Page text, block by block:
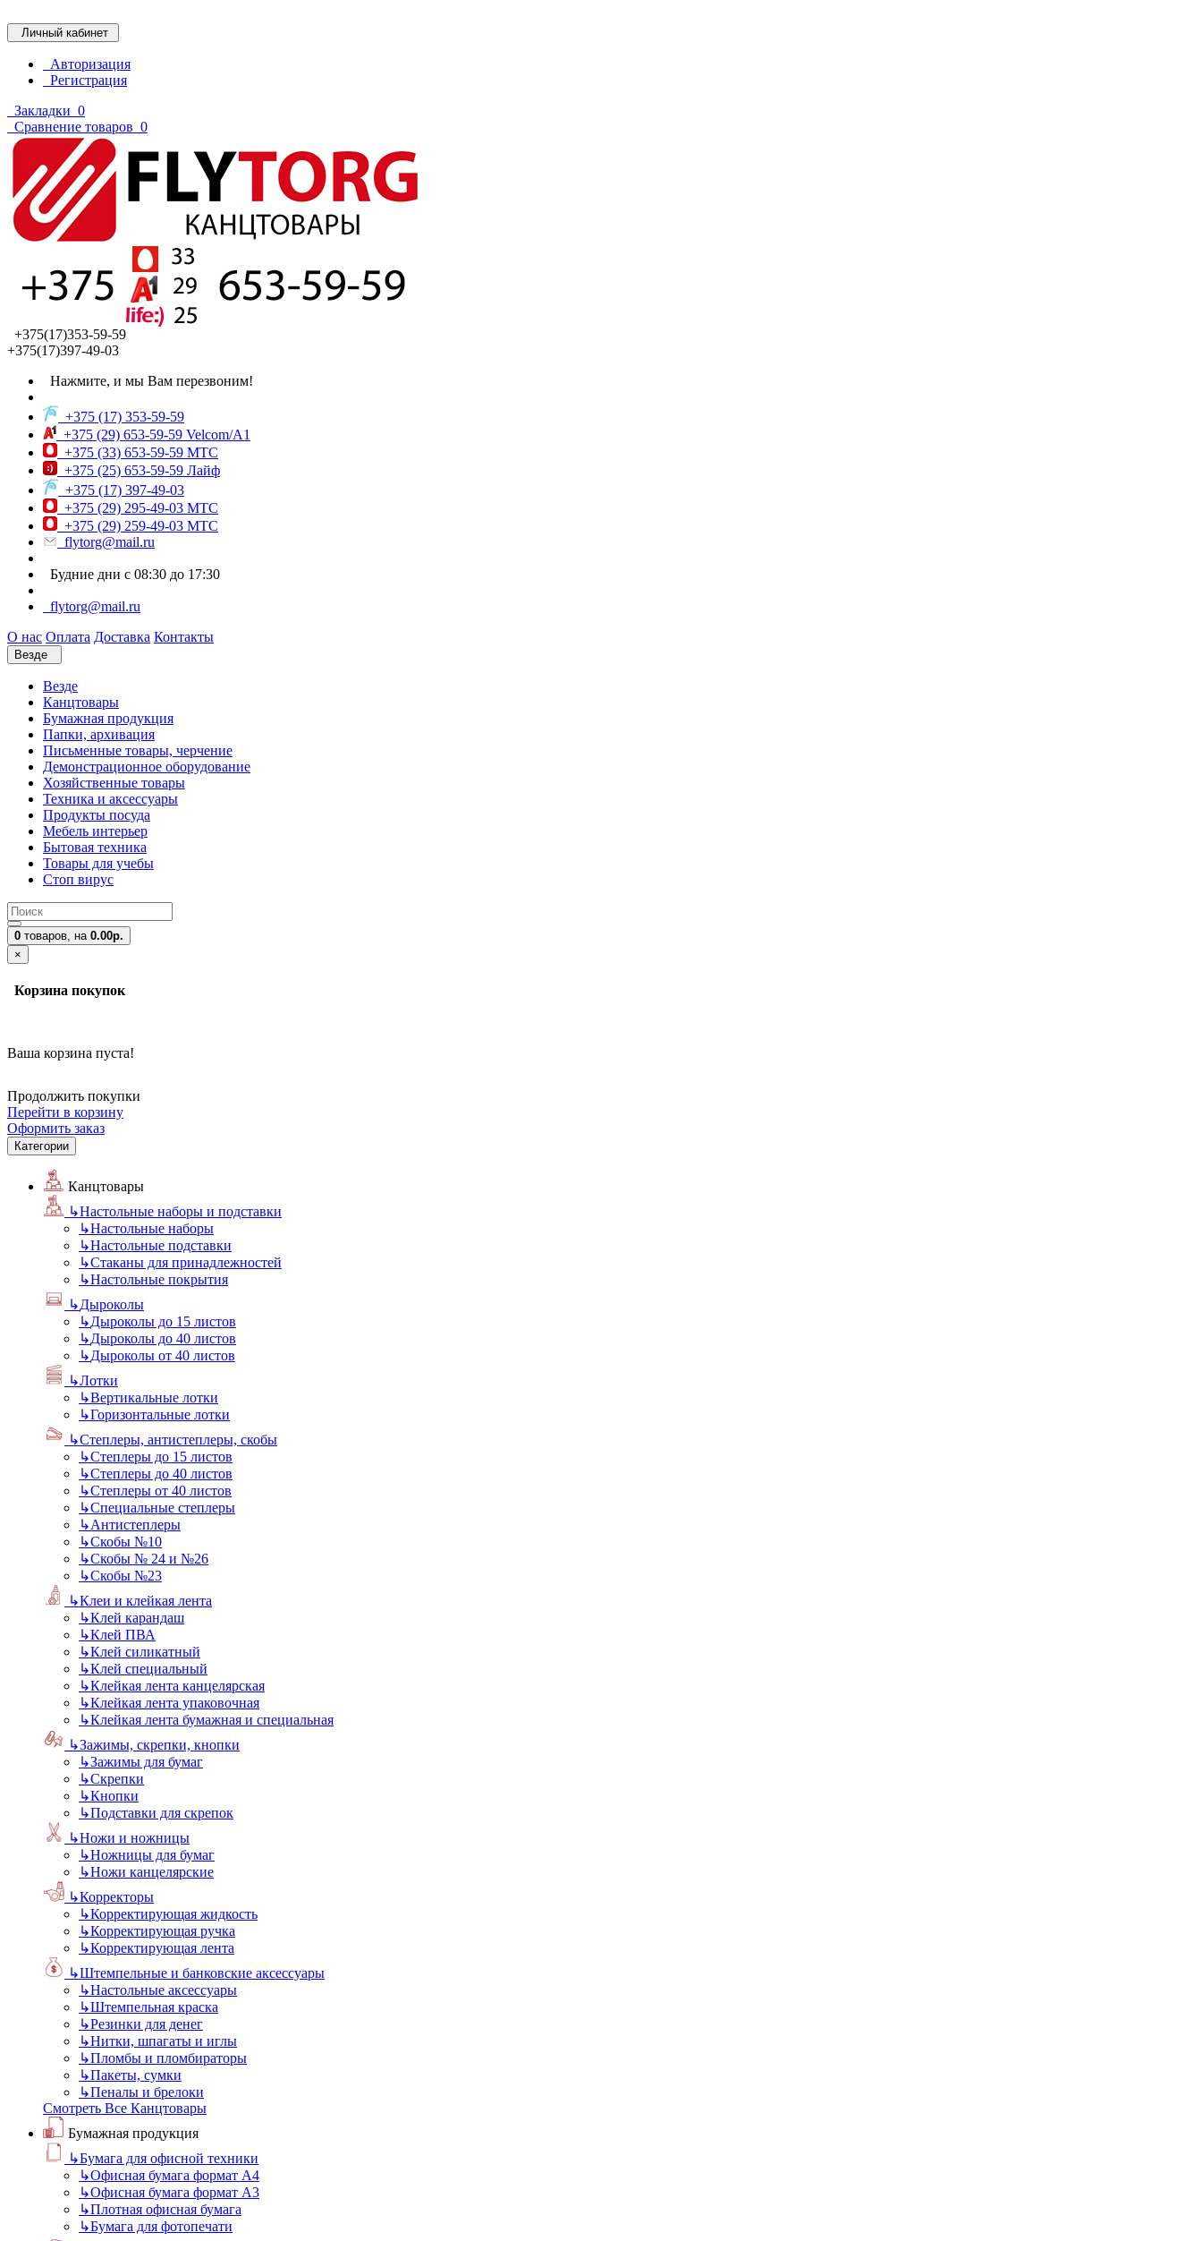
Личный кабинет
Авторизация
Регистрация
Закладки 0
Сравнение товаров 0
+375(17)353-59-59
+375(17)397-49-03
Нажмите, и мы Вам перезвоним!
+375 (17) 353-59-59
+375 (29) 653-59-59 Velcom/A1
+375 (33) 653-59-59 МТС
+375 (25) 653-59-59 Лайф
+375 (17) 397-49-03
+375 (29) 295-49-03 МТС
+375 (29) 259-49-03 МТС
flytorg@mail.ru
Будние дни с 08:30 до 17:30
flytorg@mail.ru
О нас Оплата Доставка Контакты
Везде
Везде
Канцтовары
Бумажная продукция
Папки, архивация
Письменные товары, черчение
Демонстрационное оборудование
Хозяйственные товары
Техника и аксессуары
Продукты посуда
Мебель интерьер
Бытовая техника
Товары для учебы
Стоп вирус
0 товаров, на 0.00р.
×
Корзина покупок
Ваша корзина пуста!
Продолжить покупки
Перейти в корзину
Оформить заказ
Категории
Канцтовары
↳Настольные наборы и подставки
↳Настольные наборы
↳Настольные подставки
↳Стаканы для принадлежностей
↳Настольные покрытия
↳Дыроколы
↳Дыроколы до 15 листов
↳Дыроколы до 40 листов
↳Дыроколы от 40 листов
↳Лотки
↳Вертикальные лотки
↳Горизонтальные лотки
↳Степлеры, антистеплеры, скобы
↳Степлеры до 15 листов
↳Степлеры до 40 листов
↳Степлеры от 40 листов
↳Специальные степлеры
↳Антистеплеры
↳Скобы №10
↳Скобы № 24 и №26
↳Скобы №23
↳Клеи и клейкая лента
↳Клей карандаш
↳Клей ПВА
↳Клей силикатный
↳Клей специальный
↳Клейкая лента канцелярская
↳Клейкая лента упаковочная
↳Клейкая лента бумажная и специальная
↳Зажимы, скрепки, кнопки
↳Зажимы для бумаг
↳Скрепки
↳Кнопки
↳Подставки для скрепок
↳Ножи и ножницы
↳Ножницы для бумаг
↳Ножи канцелярские
↳Корректоры
↳Корректирующая жидкость
↳Корректирующая ручка
↳Корректирующая лента
↳Штемпельные и банковские аксессуары
↳Настольные аксессуары
↳Штемпельная краска
↳Резинки для денег
↳Нитки, шпагаты и иглы
↳Пломбы и пломбираторы
↳Пакеты, сумки
↳Пеналы и брелоки
Смотреть Все Канцтовары
Бумажная продукция
↳Бумага для офисной техники
↳Офисная бумага формат А4
↳Офисная бумага формат А3
↳Плотная офисная бумага
↳Бумага для фотопечати